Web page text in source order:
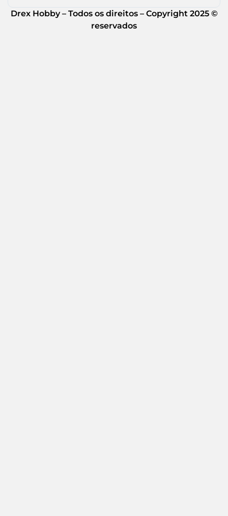
Drex Hobby – Todos os direitos – Copyright 2025 ©
reservados